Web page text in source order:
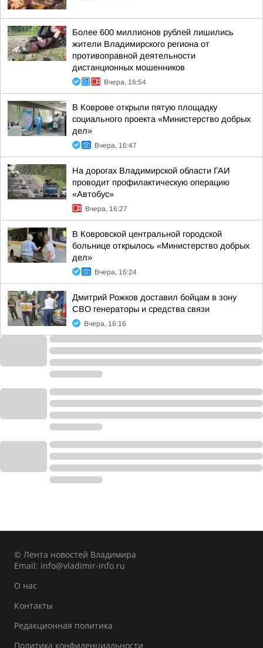
Более 600 миллионов рублей лишились
жители Владимирского региона от
противоправной деятельности
дистанционных мошенников
Вчера, 16:54
В Коврове открыли пятую площадку
социального проекта «Министерство добрых
дел»
Вчера, 16:47
На дорогах Владимирской области ГАИ
проводит профилактическую операцию
«Автобус»
Вчера, 16:27
В Ковровской центральной городской
больнице открылось «Министерство добрых
дел»
Вчера, 16:24
Дмитрий Рожков доставил бойцам в зону
СВО генераторы и средства связи
Вчера, 16:16
© Лента новостей Владимира
Email: info@vladimir-info.ru
О нас
Контакты
Редакционная политика
Политика конфиденциальности